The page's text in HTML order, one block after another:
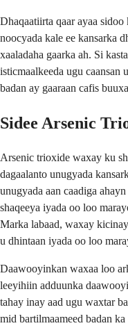
Dhaqaatiirta qaar ayaa
noocyada kale ee kansarka
xaaladaha gaarka ah. Si
isticmaalkeeda ugu caansan
badan ay gaaraan cafis
Sidee Arsenic
Arsenic trioxide waxay ku
dagaalanto unugyada
unugyada aan caadiga
shaqeeya iyada oo loo
Marka labaad, waxay
u dhintaan iyada oo loo
Daawooyinkan waxaa loo
leeyihiin adduunka
tahay inay aad ugu waxtar
mid bartilmaameed badan